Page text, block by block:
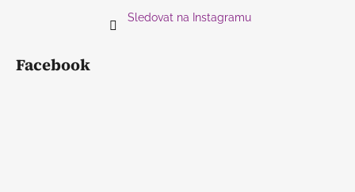
Sledovat na Instagramu
Facebook